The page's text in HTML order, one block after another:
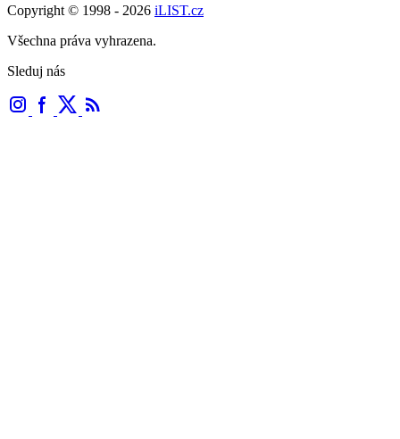
Copyright © 1998 - 2026 iLIST.cz
Všechna práva vyhrazena.
Sleduj nás